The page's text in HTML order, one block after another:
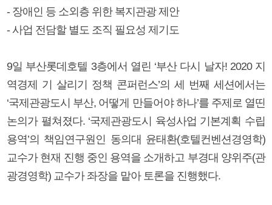
- 장애인 등 소외층 위한 복지관광 제안
- 사업 전담할 별도 조직 필요성 제기도
9일 부산롯데호텔 3층에서 열린 ‘부산 다시 날자! 2020 지
역경제 기 살리기 정책 콘퍼런스’의 세 번째 세션에서는
‘국제관광도시 부산, 어떻게 만들어야 하나’를 주제로 열띤
논의가 펼쳐졌다. ‘국제관광도시 육성사업 기본계획 수립
용역’의 책임연구원인 동의대 윤태환(호텔컨벤션경영학)
교수가 현재 진행 중인 용역을 소개하고 부경대 양위주(관
광경영학) 교수가 좌장을 맡아 토론을 진행했다.